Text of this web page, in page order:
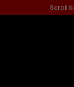
ke
Scroll